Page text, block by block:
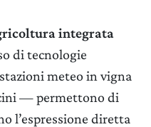
integrata
di tecnologie
meteo in vigna
— permettono di
l’espressione diretta